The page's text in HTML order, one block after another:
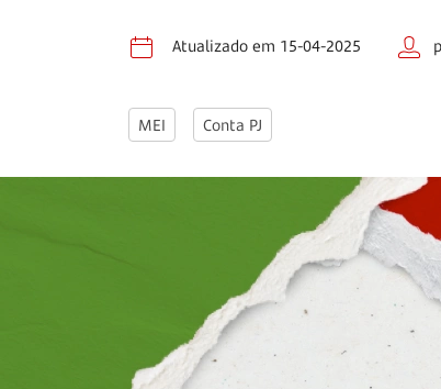
Atualizado em 15-04-2025
MEI Conta PJ